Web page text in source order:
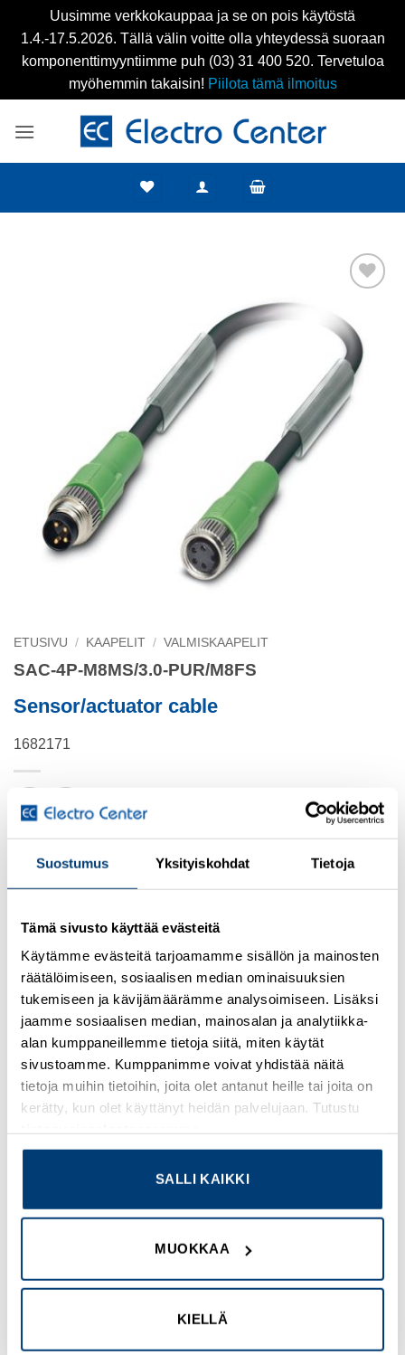
Suostumus Yksityiskohdat Tietoja
Tämä sivusto käyttää evästeitä
Käytämme evästeitä tarjoamamme sisällön ja mainosten
räätälöimiseen, sosiaalisen median ominaisuuksien
tukemiseen ja kävijämäärämme analysoimiseen. Lisäksi
jaamme sosiaalisen median, mainosalan ja analytiikka-
alan kumppaneillemme tietoja siitä, miten käytät
sivustoamme. Kumppanimme voivat yhdistää näitä
tietoja muihin tietoihin, joita olet antanut heille tai joita on
kerätty, kun olet käyttänyt heidän palvelujaan. Tutustu
SALLI KAIKKI
MUOKKAA
KIELLÄ
Uusimme verkkokauppaa ja se on pois käytöstä
1.4.-17.5.2026. Tällä välin voitte olla yhteydessä suoraan
komponenttimyyntiimme puh (03) 31 400 520. Tervetuloa
myöhemmin takaisin! Piilota tämä ilmoitus
wishlist
ETUSIVU / KAAPELIT / VALMISKAAPELIT
SAC-4P-M8MS/3.0-PUR/M8FS
Sensor/actuator cable
1682171
Kirjaudu sisään nähdäksesi hinnat ja käyttääksesi
verkkokauppaa
black-gray RAL 7021, Plug straight M8, on Socket straight
M8, cable length: 3 m
Lisätietoja tuotteesta
Osasto: Valmiskaapelit
TUTUSTU MYÖS
Add to
Add to